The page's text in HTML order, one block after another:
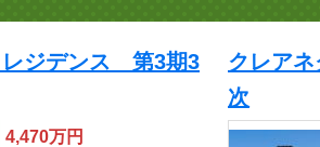
レジデンス 第3期3
4,470万円
クレア
次